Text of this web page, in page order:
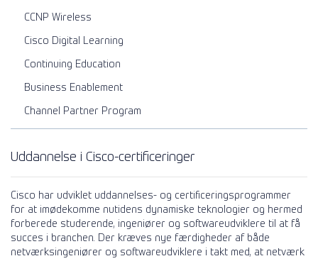
CCNP Wireless
Cisco Digital Learning
Continuing Education
Business Enablement
Channel Partner Program
Uddannelse i Cisco-certificeringer
Cisco har udviklet uddannelses- og certificeringsprogrammer
for at imødekomme nutidens dynamiske teknologier og hermed
forberede studerende, ingeniører og softwareudviklere til at få
succes i branchen. Der kræves nye færdigheder af både
netværksingeniører og softwareudviklere i takt med, at netværk